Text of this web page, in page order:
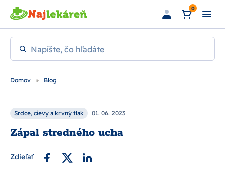
Preskočiť na hlavný obsah 0
Napíšte, čo hľadáte
Domov Blog
Srdce, cievy a krvný tlak 01. 06. 2023
Zdieľať
Zápal stredného ucha